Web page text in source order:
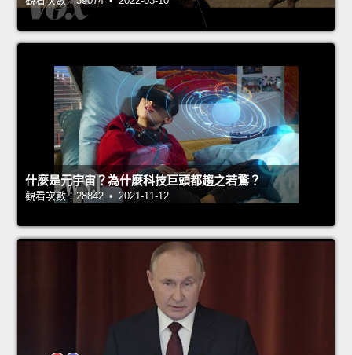
什麼是元宇宙？為什麼科技巨頭都趨之若鶩？
觀看次數：28842 • 2021-11-12